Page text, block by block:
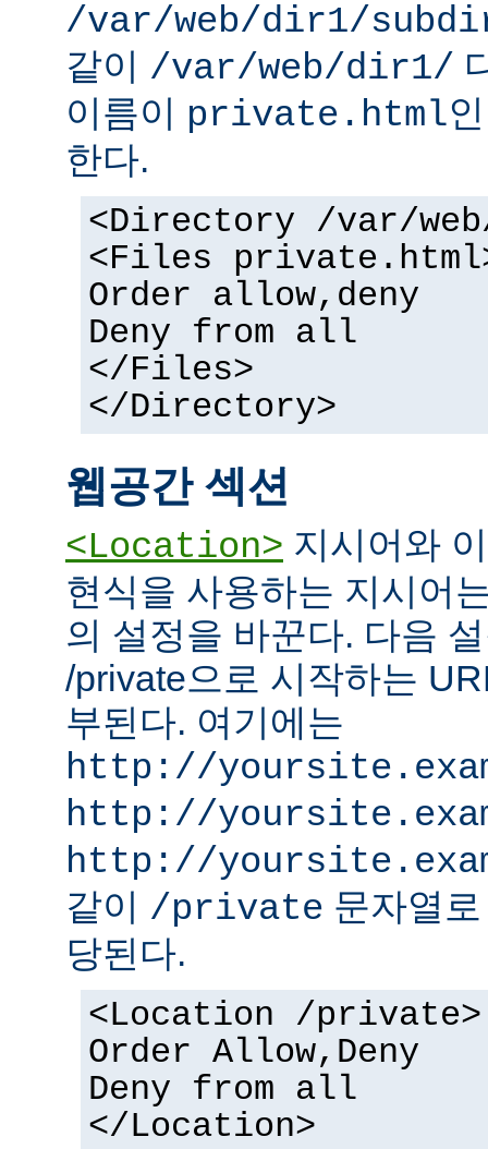
/var/web/dir1/
같이 /var/web/dir1/
이름이 private.html
한다.
<Directory /var/
<Files
Order allow,deny
Deny from all
</Files>
</Directory>
웹공간 섹션
<Location> 지시어와
현식을 사용하는 지시어
의 설정을 바꾼다. 다음
/private으로 시작하는
부된다. 여기에는
http://
http://
http://
같이 /private 문자열
당된다.
<Location /private>
Order Allow,Deny
Deny from all
</Location>